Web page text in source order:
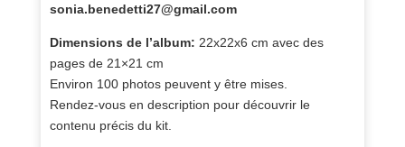
sonia.benedetti27@gmail.com
Dimensions de l’album: 22x22x6 cm avec des
pages de 21×21 cm
Environ 100 photos peuvent y être mises.
Rendez-vous en description pour découvrir le
contenu précis du kit.